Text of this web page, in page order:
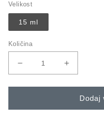
Velikost
15 ml
Količina
Pomanjšaš
količino
za
post-
Povečaj
količino
za
izdelek
post-
Dodaj